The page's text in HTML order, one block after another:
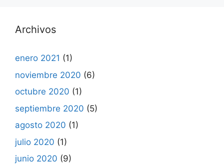
Archivos
enero 2021 (1)
noviembre 2020 (6)
octubre 2020 (1)
septiembre 2020 (5)
agosto 2020 (1)
julio 2020 (1)
junio 2020 (9)